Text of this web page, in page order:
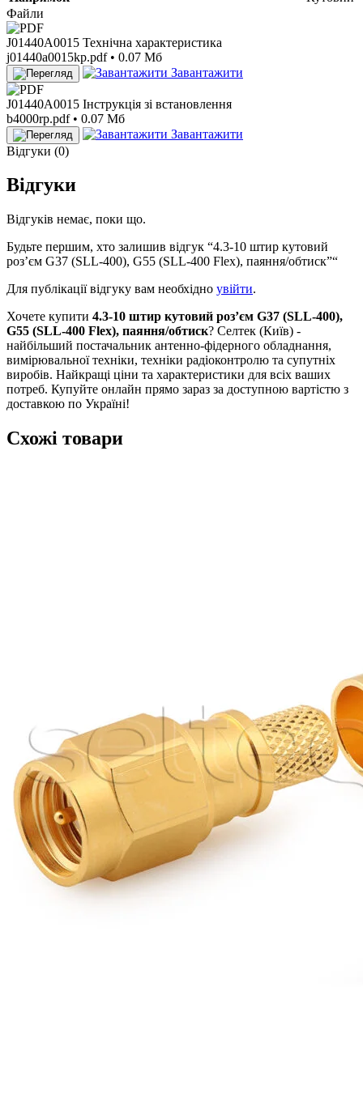
Файли
J01440A0015 Технічна характеристика
j01440a0015kp.pdf • 0.07 Мб
Завантажити
J01440A0015 Інструкція зі встановлення
b4000rp.pdf • 0.07 Мб
Завантажити
Відгуки (0)
Відгуки
Відгуків немає, поки що.
Будьте першим, хто залишив відгук “4.3-10 штир кутовий
розʼєм G37 (SLL-400), G55 (SLL-400 Flex), паяння/обтиск”“
Для публікації відгуку вам необхідно увійти.
Хочете купити 4.3-10 штир кутовий розʼєм G37 (SLL-400),
G55 (SLL-400 Flex), паяння/обтиск? Селтек (Київ) -
найбільший постачальник антенно-фідерного обладнання,
вимірювальної техніки, техніки радіоконтролю та супутніх
виробів. Найкращі ціни та характеристики для всіх ваших
потреб. Купуйте онлайн прямо зараз за доступною вартістю з
доставкою по Україні!
Схожі товари